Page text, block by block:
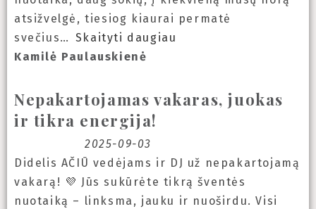
atsižvelgė, tiesiog kiaurai permatė
svečius
Skaityti daugiau
Kamilė Paulauskienė
Nepakartojamas vakaras, juokas
ir tikra energija!
2025-09-03
Didelis AČIŪ vedėjams ir DJ už nepakartojamą
vakarą! 💜 Jūs sukūrėte tikrą šventės
nuotaiką – linksma, jauku ir nuoširdu. Visi